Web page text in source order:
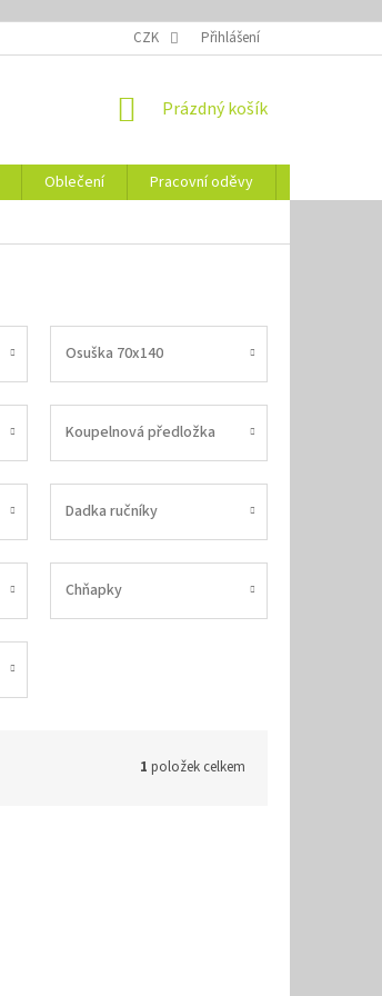
NÁVODY NA ÚDRŽBU
CZK Přihlášení
NÁKUPNÍ
Prázdný košík
Oblečení Pracovní oděvy
Osuška 70x140
Koupelnová předložka
Dadka ručníky
Chňapky
1 položek celkem